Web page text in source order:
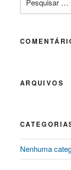
por:
ARQUIVOS
Nenhuma